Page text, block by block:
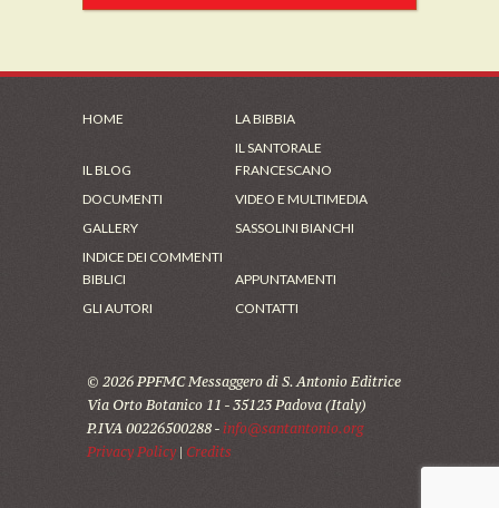
HOME LA BIBBIA
IL BLOG
IL SANTORALE
FRANCESCANO
DOCUMENTI
VIDEO E MULTIMEDIA
GALLERY
SASSOLINI BIANCHI
INDICE DEI COMMENTI
BIBLICI
APPUNTAMENTI
GLI AUTORI
CONTATTI
© 2026 PPFMC Messaggero di S. Antonio Editrice
Via Orto Botanico 11 - 35123 Padova (Italy)
P.IVA 00226500288 - info@santantonio.org
Privacy Policy| Credits